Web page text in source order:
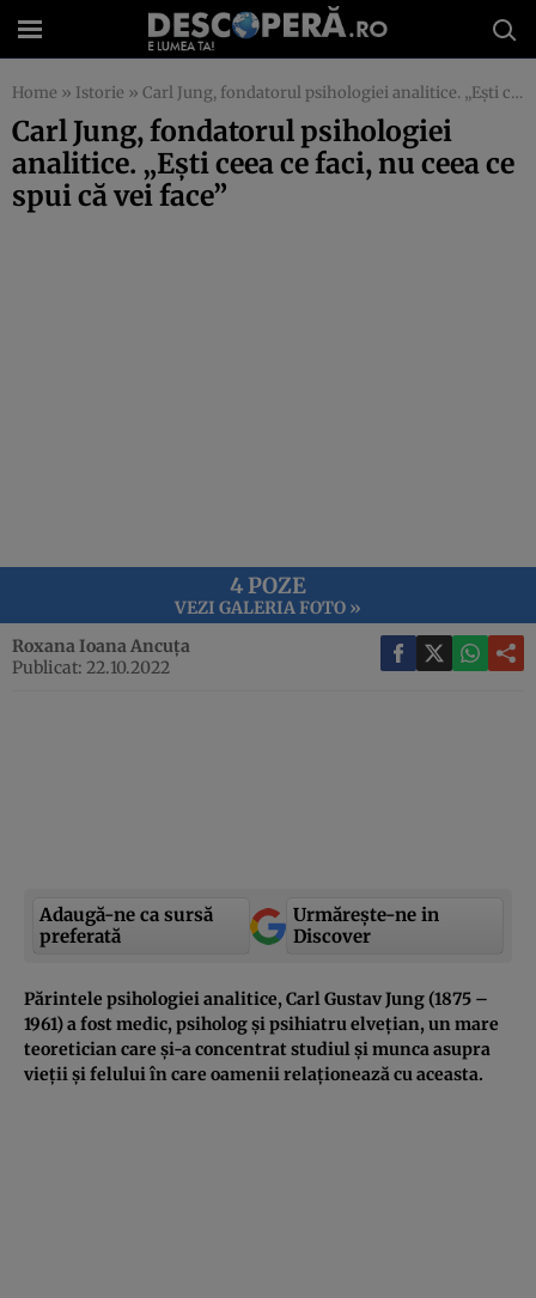
Home » Istorie » Carl Jung, fondatorul psihologiei analitice. „Ești ceea ce faci, nu ceea ce spui că vei face”
Carl Jung, fondatorul psihologiei
analitice. „Ești ceea ce faci, nu ceea ce
spui că vei face”
4 POZE
VEZI GALERIA FOTO »
Roxana Ioana Ancuța
Publicat: 22.10.2022
Adaugă-ne ca sursă
preferată
Urmărește-ne in
Discover
Părintele psihologiei analitice, Carl Gustav Jung (1875 –
1961) a fost medic, psiholog și psihiatru elvețian, un mare
teoretician care și-a concentrat studiul și munca asupra
vieții și felului în care oamenii relaționează cu aceasta.